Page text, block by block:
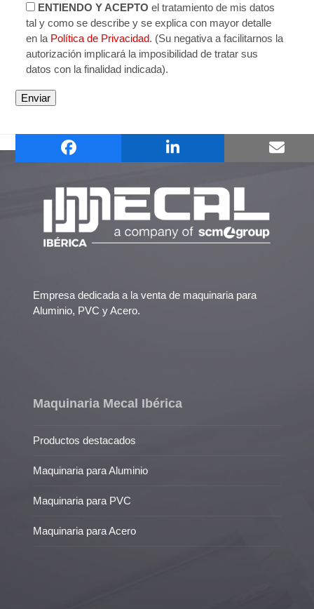
ENTIENDO Y ACEPTO el tratamiento de mis datos
tal y como se describe y se explica con mayor detalle
en la Política de Privacidad. (Su negativa a facilitarnos la
autorización implicará la imposibilidad de tratar sus
datos con la finalidad indicada).
previous
post:
MC 305 GIANOS TM DPM
next
post:
MC 309 NIKE MU DPM
Empresa dedicada a la venta de maquinaria para
Aluminio, PVC y Acero.
Maquinaria Mecal Ibérica
Productos destacados
Maquinaria para Aluminio
Maquinaria para PVC
Maquinaria para Acero